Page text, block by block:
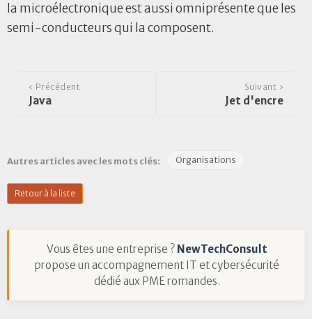
la microélectronique est aussi omniprésente que les
semi-conducteurs qui la composent.
‹ Précédent
Java
Suivant ›
Jet d'encre
Autres articles avec les mots clés: Organisations
Retour à la liste
Vous êtes une entreprise ? NewTechConsult
propose un accompagnement IT et cybersécurité
dédié aux PME romandes.